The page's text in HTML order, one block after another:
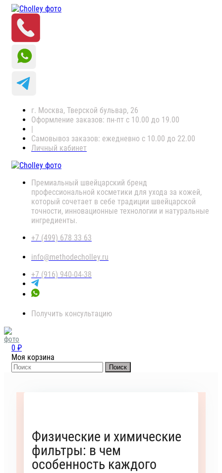
г. Москва, Тверской бульвар, 26
Оформление заказов: пн-пт с 10.00 до 19.00
|
Самовывоз заказов: ежедневно с 10.00 до 22.00
Личный кабинет
Премиальный швейцарский бренд
профессиональной косметики для ухода за кожей,
который сочетает в себе традиции швейцарской
точности, инновационные технологии и натуральные
ингредиенты.
+7 (499) 678 33 63
info@methodecholley.ru
+7 (916) 940-04-38
Получить консультацию
0 ₽
Моя корзина
Поиск
Физические и химические
фильтры: в чем
особенность каждого